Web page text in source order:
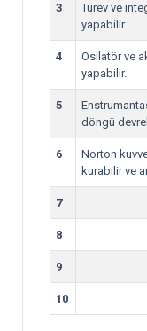
3
Türev ve
yapabilir.
4
Osilatör ve
yapabilir.
5
döngü
6
Norton
kurabilir ve
7
8
9
10